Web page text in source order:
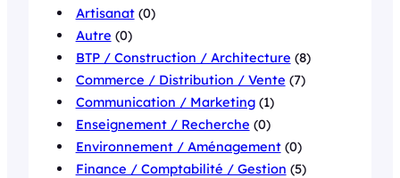
Artisanat(0)
Autre (0)
BTP / Construction / Architecture (8)
Commerce / Distribution / Vente (7)
Communication / Marketing(1)
Enseignement / Recherche (0)
Environnement / Aménagement(0)
Finance / Comptabilité / Gestion (5)